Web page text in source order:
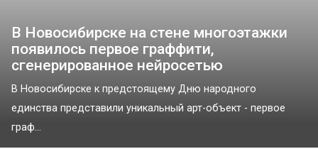
В Новосибирске на стене многоэтажки
появилось первое граффити,
сгенерированное нейросетью
В Новосибирске к предстоящему Дню народного
единства представили уникальный арт-объект - первое
граф...